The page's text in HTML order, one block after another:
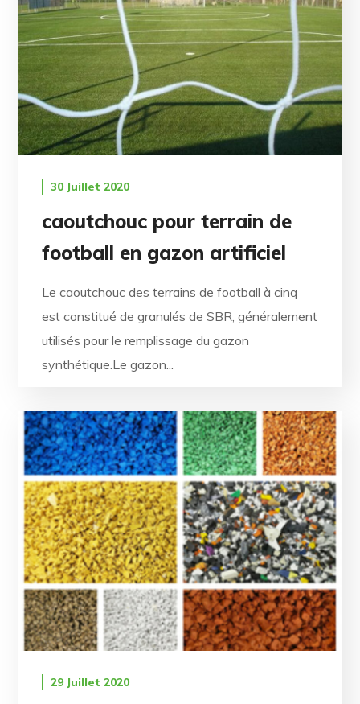
30 Juillet 2020
caoutchouc pour terrain de
football en gazon artificiel
Le caoutchouc des terrains de football à cinq
est constitué de granulés de SBR, généralement
utilisés pour le remplissage du gazon
synthétique.Le gazon...
29 Juillet 2020